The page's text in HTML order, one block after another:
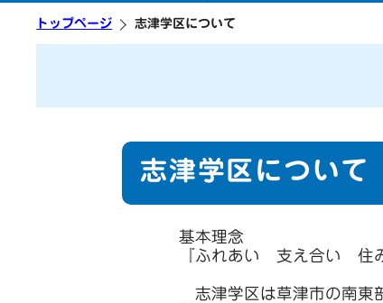
トップページ 志津学区について
志津学区について
基本理念
『ふれあい 支え合い 住
志津学区は草津市の南東